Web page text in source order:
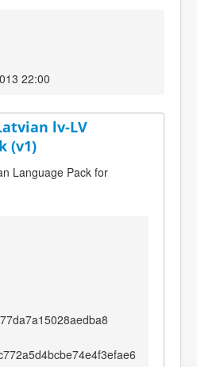
22:00
lv-LV
(v1)
Language Pack for